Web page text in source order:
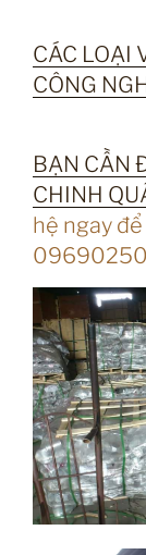
CÁC LOẠI
CÔNG
BẠN CẦN
CHINH
hệ ngay